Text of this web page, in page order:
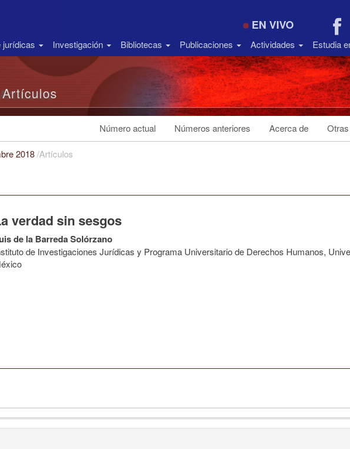
EN VIVO
jurídicas Investigación Bibliotecas Publicaciones Actividades Estudia
Artículos
Número actual Números anteriores Acerca de
2018/Artículos
verdad sin sesgos
de la Barreda Solórzano
de Investigaciones Jurídicas y Programa Universitario de Derechos Humanos,